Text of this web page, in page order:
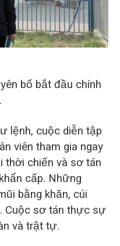
bố bắt đầu chính
lệnh, cuộc diễn tập
viên tham gia ngay
chiến và sơ tán
cấp. Những
bằng khăn, cúi
Cuộc sơ tán thực sự
và trật tự.